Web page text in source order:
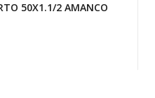
50X1.1/2 AMANCO